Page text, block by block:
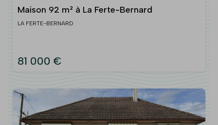
Maison 92 m² à La Ferte-Bernard
LA FERTE-BERNARD
81 000 €